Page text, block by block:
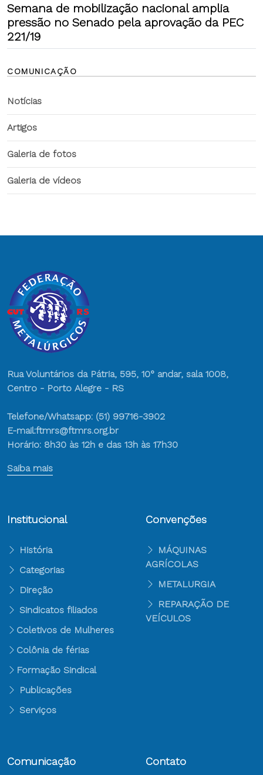
Semana de mobilização nacional amplia
pressão no Senado pela aprovação da PEC
221/19
COMUNICAÇÃO
Notícias
Artigos
Galeria de fotos
Galeria de vídeos
Rua Voluntários da Pátria, 595, 10° andar, sala 1008,
Centro - Porto Alegre - RS
Telefone/Whatsapp: (51) 99716-3902
E-mail:ftmrs@ftmrs.org.br
Horário: 8h30 às 12h e das 13h às 17h30
Saiba mais
Institucional
História
Categorias
Direção
Sindicatos filiados
Coletivos de Mulheres
Colônia de férias
Formação Sindical
Publicações
Serviços
Convenções
MÁQUINAS
AGRÍCOLAS
METALURGIA
REPARAÇÃO DE
VEÍCULOS
Comunicação Contato